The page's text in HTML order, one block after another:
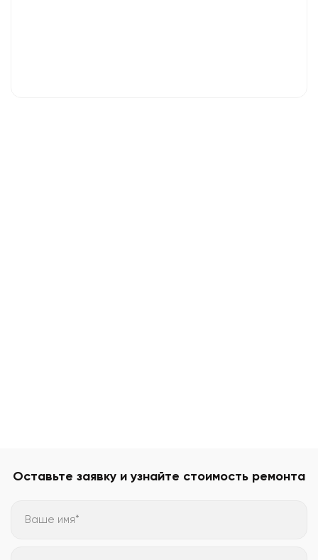
Оставьте заявку и узнайте стоимость ремонта
Ваше имя*